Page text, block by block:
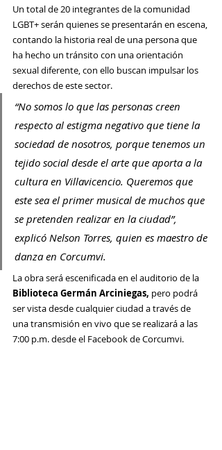
Un total de 20 integrantes de la comunidad
LGBT+ serán quienes se presentarán en escena,
contando la historia real de una persona que
ha hecho un tránsito con una orientación
sexual diferente, con ello buscan impulsar los
derechos de este sector.
“No somos lo que las personas creen
respecto al estigma negativo que tiene la
sociedad de nosotros, porque tenemos un
tejido social desde el arte que aporta a la
cultura en Villavicencio. Queremos que
este sea el primer musical de muchos que
se pretenden realizar en la ciudad”,
explicó Nelson Torres, quien es maestro de
danza en Corcumvi.
La obra será escenificada en el auditorio de la
Biblioteca Germán Arciniegas, pero podrá
ser vista desde cualquier ciudad a través de
una transmisión en vivo que se realizará a las
7:00 p.m. desde el Facebook de Corcumvi.